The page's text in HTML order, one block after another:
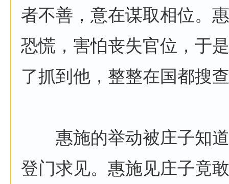
者不善，意在谋取相位。
恐慌，害怕丧失官位，于
了抓到他，整整在国都搜
惠施的举动被庄子知道
登门求见。惠施见庄子竟